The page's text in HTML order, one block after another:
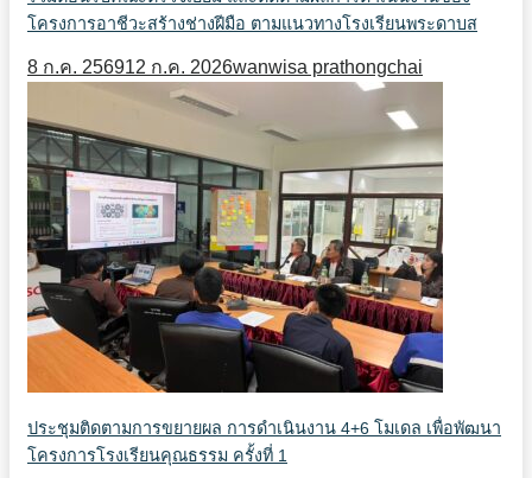
โครงการอาชีวะสร้างช่างฝีมือ ตามแนวทางโรงเรียนพระดาบส
8 ก.ค. 256912 ก.ค. 2026wanwisa prathongchai
ประชุมติดตามการขยายผล การดำเนินงาน 4+6 โมเดล เพื่อพัฒนา
โครงการโรงเรียนคุณธรรม ครั้งที่ 1